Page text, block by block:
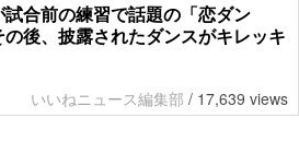
合前の練習で話題の「恋ダン
後、披露されたダンスがキレッキ
いいねニュース編集部 / 17,639 views